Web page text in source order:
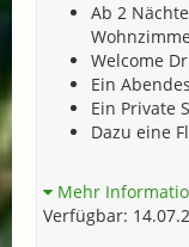
Ab 2
Welcome
Ein
Ein Private
Dazu eine
Mehr
Verfügbar: